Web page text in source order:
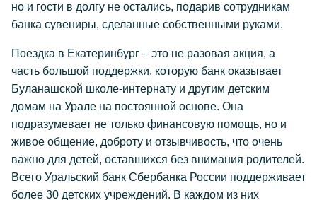
но и гости в долгу не остались, подарив сотрудникам
банка сувениры, сделанные собственными руками.
Поездка в Екатеринбург – это не разовая акция, а
часть большой поддержки, которую банк оказывает
Буланашской школе-интернату и другим детским
домам на Урале на постоянной основе. Она
подразумевает не только финансовую помощь, но и
живое общение, доброту и отзывчивость, что очень
важно для детей, оставшихся без внимания родителей.
Всего Уральский банк Сбербанка России поддерживает
более 30 детских учреждений. В каждом из них